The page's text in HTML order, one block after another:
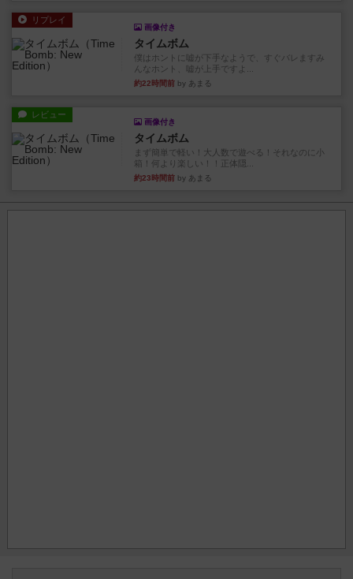
リプレイ
画像付き
タイムボム
僕はホントに嘘が下手なようで、すぐバレますみ
んなホント、嘘が上手ですよ...
約22時間前 by あまる
レビュー
画像付き
タイムボム
まず簡単で軽い！大人数で遊べる！それなのに小
箱！何より楽しい！！正体隠...
約23時間前 by あまる